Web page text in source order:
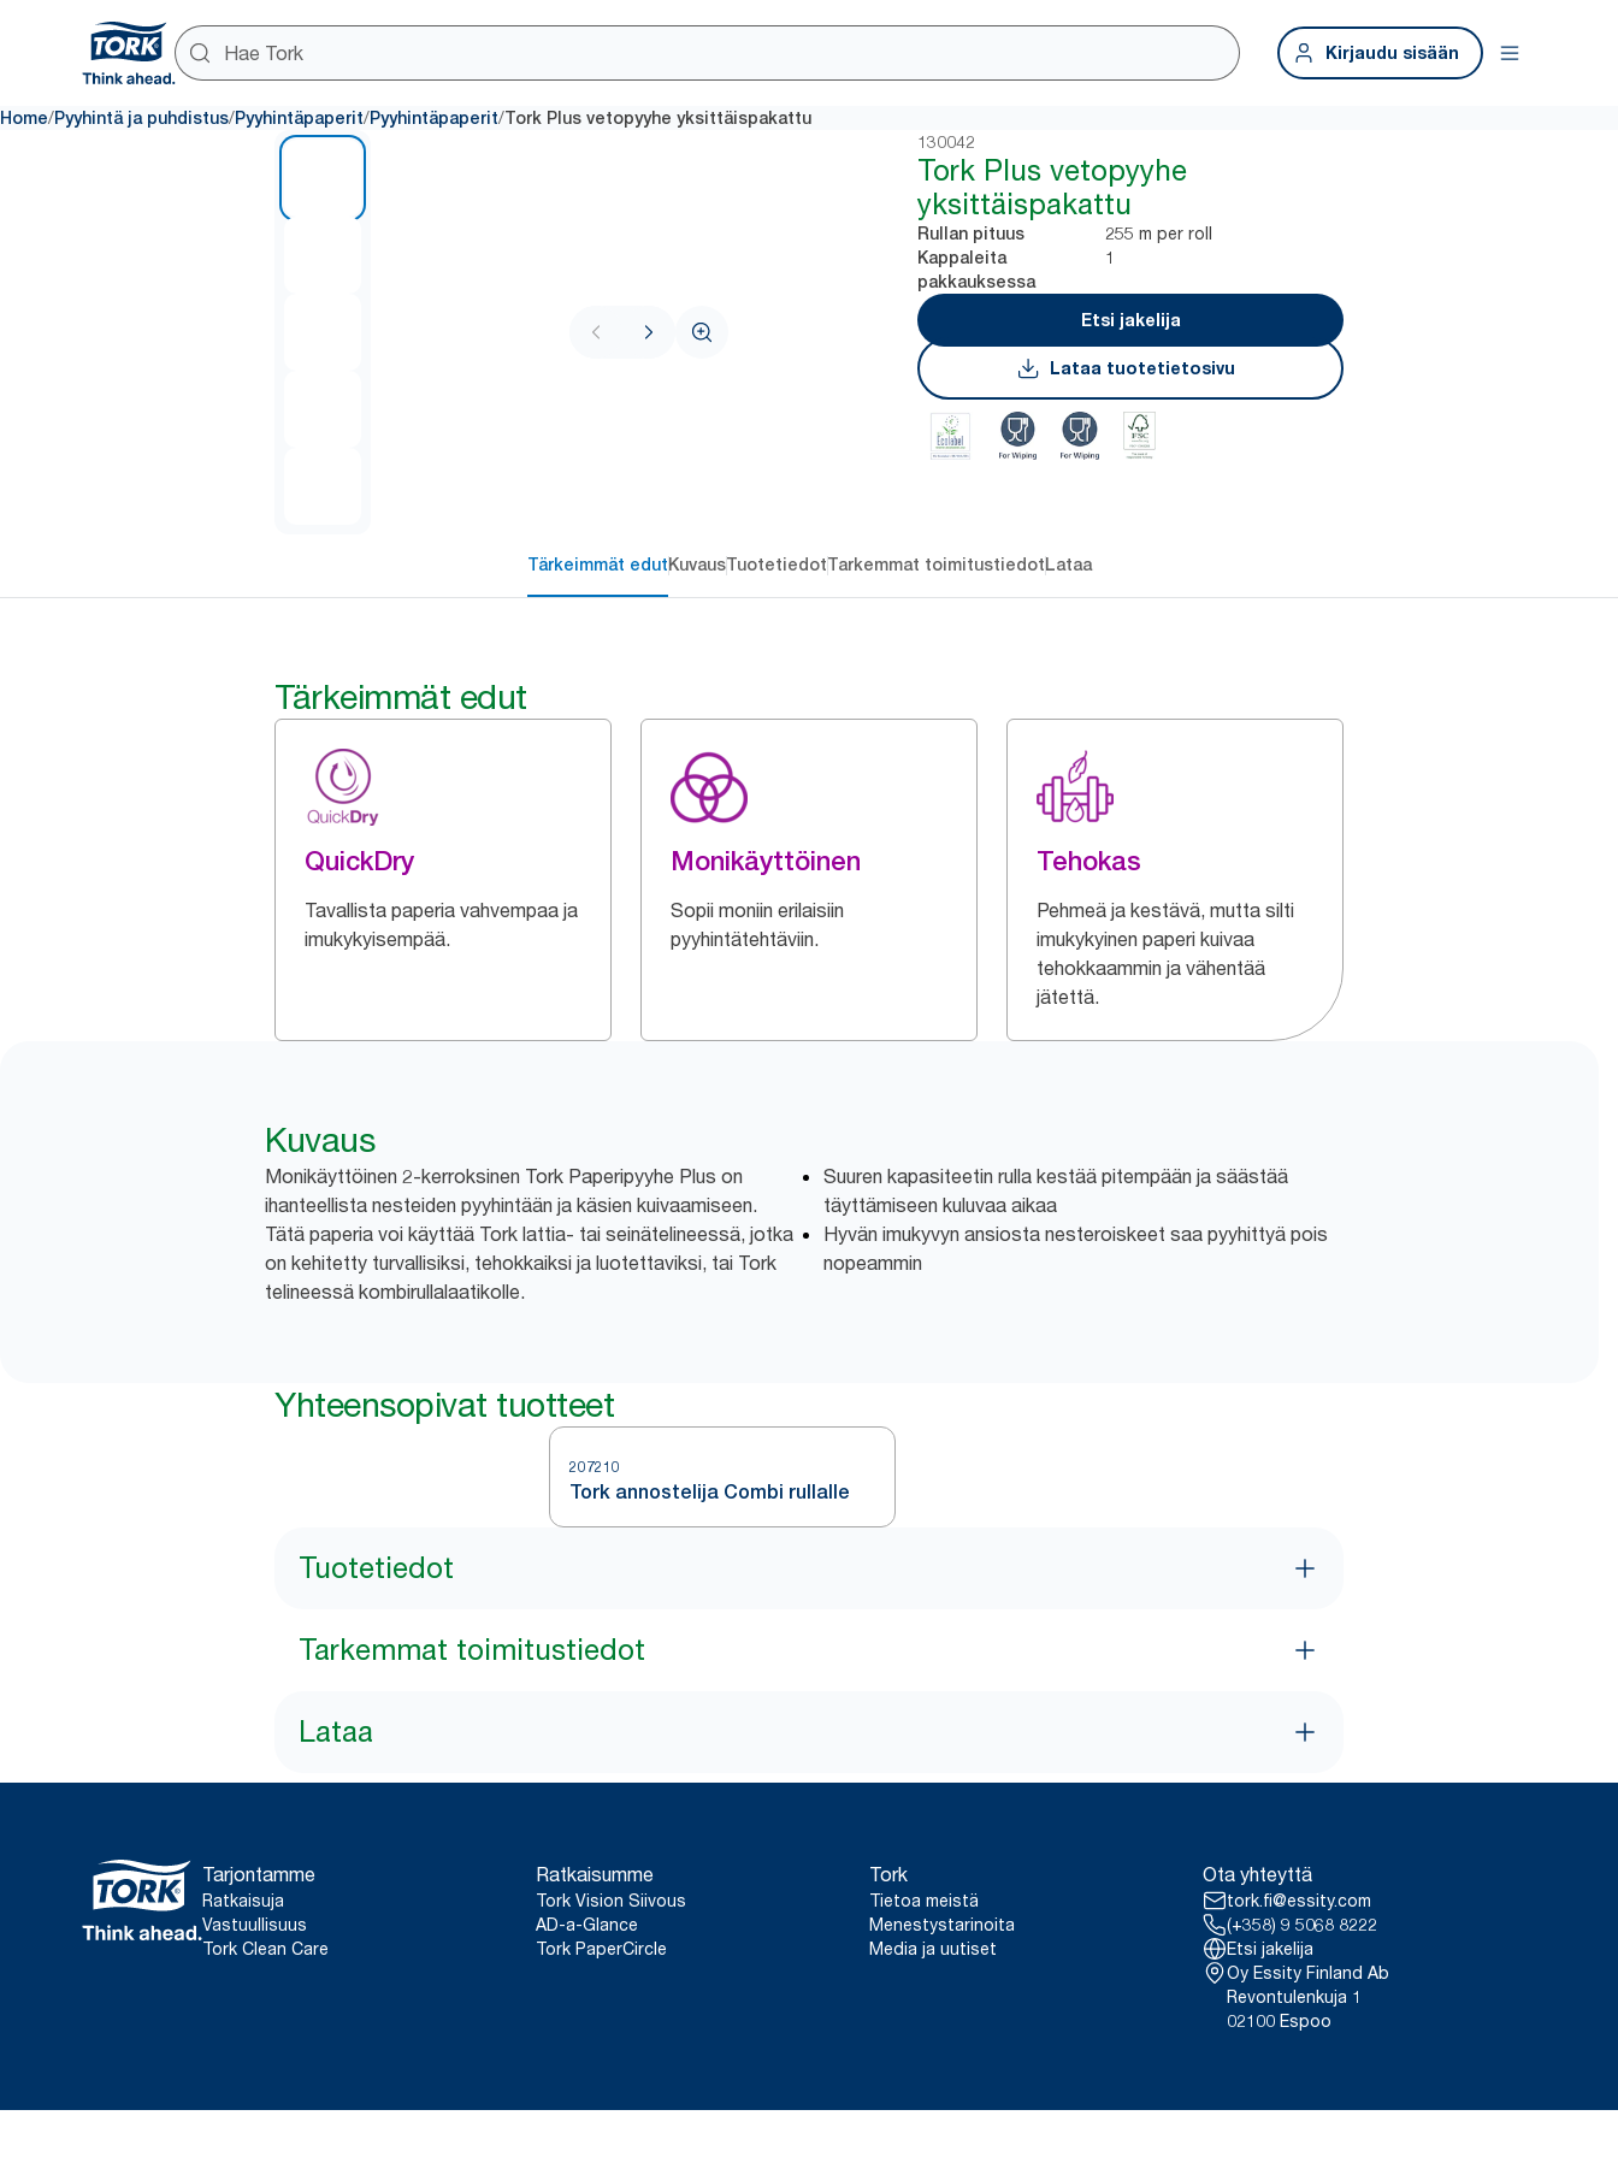
Kirjaudu sisään
Home/Pyyhintä ja puhdistus/Pyyhintäpaperit/Pyyhintäpaperit/Tork Plus vetopyyhe yksittäispakattu
130042
Tork Plus vetopyyhe
yksittäispakattu
Rullan pituus 255 m per roll
Kappaleita
pakkauksessa
1
Etsi jakelija
Lataa tuotetietosivu
Tärkeimmät edutKuvausTuotetiedotTarkemmat toimitustiedotLataa
Tärkeimmät edut
QuickDry
Tavallista paperia vahvempaa ja
imukykyisempää.
Monikäyttöinen
Sopii moniin erilaisiin
pyyhintätehtäviin.
Tehokas
Pehmeä ja kestävä, mutta silti
imukykyinen paperi kuivaa
tehokkaammin ja vähentää
jätettä.
Kuvaus
Monikäyttöinen 2-kerroksinen Tork Paperipyyhe Plus on
ihanteellista nesteiden pyyhintään ja käsien kuivaamiseen.
Tätä paperia voi käyttää Tork lattia- tai seinätelineessä, jotka
on kehitetty turvallisiksi, tehokkaiksi ja luotettaviksi, tai Tork
telineessä kombirullalaatikolle.
Suuren kapasiteetin rulla kestää pitempään ja säästää
täyttämiseen kuluvaa aikaa
Hyvän imukyvyn ansiosta nesteroiskeet saa pyyhittyä pois
nopeammin
Yhteensopivat tuotteet
207210
Tork annostelija Combi rullalle
Tuotetiedot
Tarkemmat toimitustiedot
Lataa
Tarjontamme
Ratkaisuja
Vastuullisuus
Tork Clean Care
Ratkaisumme
Tork Vision Siivous
AD-a-Glance
Tork PaperCircle
Tork
Tietoa meistä
Menestystarinoita
Media ja uutiset
Ota yhteyttä
tork.fi@essity.com
(+358) 9 5068 8222
Etsi jakelija
Oy Essity Finland Ab
Revontulenkuja 1
02100 Espoo